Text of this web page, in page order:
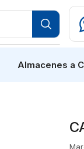
Almacenes a